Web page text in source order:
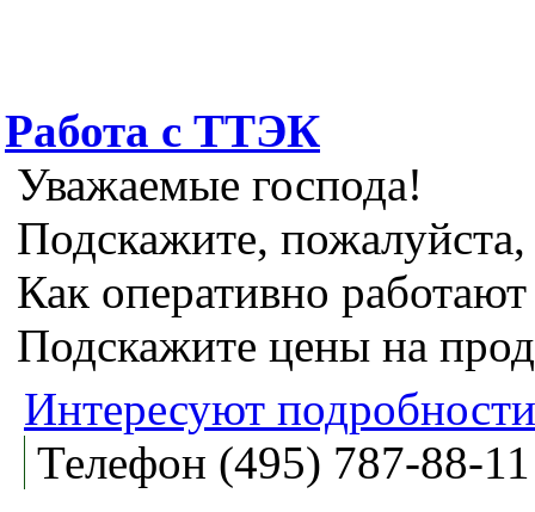
Работа с ТТЭК
Уважаемые господа!
Подскажите,
Как оперативно
Подскажите цены на
Интересуют
Телефон (495) 787-88-